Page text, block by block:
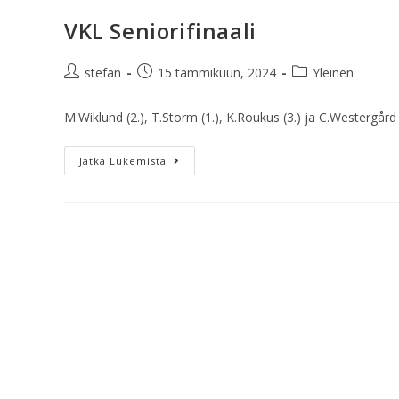
VKL Seniorifinaali
stefan 15 tammikuun, 2024 Yleinen
M.Wiklund (2.), T.Storm (1.), K.Roukus (3.) ja C.Westergård
Jatka Lukemista